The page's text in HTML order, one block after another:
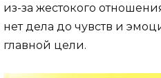
из-за жестокого
нет дела до чувств и
главной цели.